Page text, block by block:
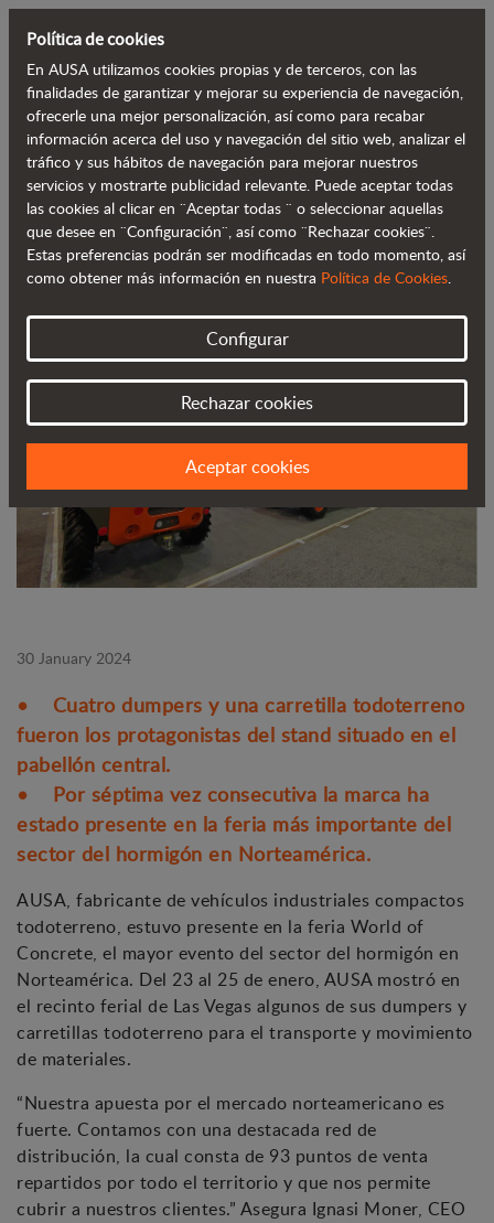
Volver al blog
AUSA presenta en World of Concrete
sus soluciones para el sector del
hormigón
30 January 2024
• Cuatro dumpers y una carretilla todoterreno
fueron los protagonistas del stand situado en el
pabellón central.
• Por séptima vez consecutiva la marca ha
estado presente en la feria más importante del
sector del hormigón en Norteamérica.
AUSA, fabricante de vehículos industriales compactos
todoterreno, estuvo presente en la feria World of
Concrete, el mayor evento del sector del hormigón en
Norteamérica. Del 23 al 25 de enero, AUSA mostró en
el recinto ferial de Las Vegas algunos de sus dumpers y
carretillas todoterreno para el transporte y movimiento
de materiales.
“Nuestra apuesta por el mercado norteamericano es
fuerte. Contamos con una destacada red de
distribución, la cual consta de 93 puntos de venta
repartidos por todo el territorio y que nos permite
cubrir a nuestros clientes.” Asegura Ignasi Moner, CEO
Política de cookies
En AUSA utilizamos cookies propias y de terceros, con las
finalidades de garantizar y mejorar su experiencia de navegación,
ofrecerle una mejor personalización, así como para recabar
información acerca del uso y navegación del sitio web, analizar el
tráfico y sus hábitos de navegación para mejorar nuestros
servicios y mostrarte publicidad relevante. Puede aceptar todas
las cookies al clicar en ¨Aceptar todas ¨ o seleccionar aquellas
que desee en ¨Configuración¨, así como ¨Rechazar cookies¨.
Estas preferencias podrán ser modificadas en todo momento, así
como obtener más información en nuestra Política de Cookies.
Configurar
Rechazar cookies
Aceptar cookies